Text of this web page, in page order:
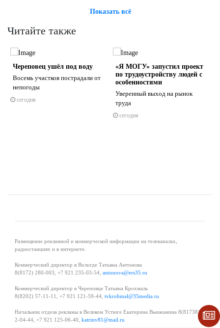
Показать всё
Читайте также
Череповец ушёл под воду
Восемь участков пострадали от
непогоды
сегодня
«Я МОГУ» запустил проект
по трудоустройству людей с
особенностями
Уверенный выход на рынок
труда
сегодня
Размещение рекламной и коммерческой информации на телеканалах,
радиостанциях и в интернете.
Коммерческий директор в Вологде Татьяна Антонова
8(8172) 280-003, +7 921 235-03-54, antonova@ers35.ru
Коммерческий директор в Череповце Татьяна Крохмаль
8(8202) 57-11-11, +7 921 121-59-44, tvkrohmal@35media.ru
Начальник отдела рекламы в Великом Устюге Екатерина Вьюжанина 8(81738)
2-04-44, +7 921 125-06-40, katrinv81@mail.ru